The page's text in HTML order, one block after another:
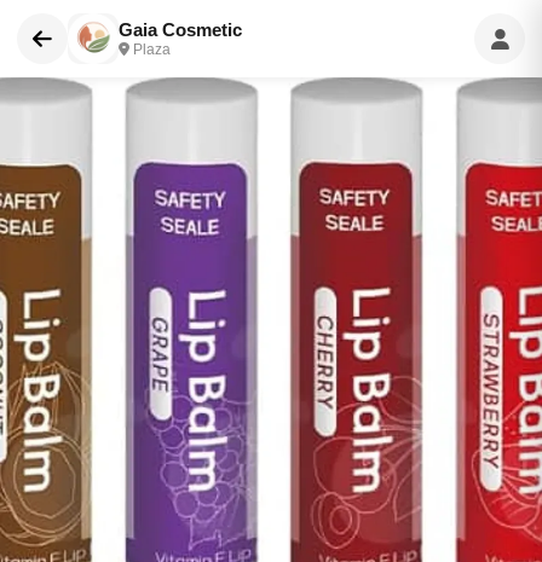
Gaia Cosmetic
Plaza